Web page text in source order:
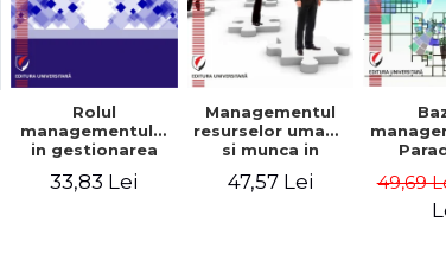
Rolul
managementului
in gestionarea
eficienta a
activitatii firmei -
33,83 Lei
Managementul
resurselor umane
si munca in
47,57 Lei 49,69